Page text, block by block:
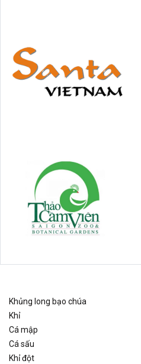
Khủng long bạo chúa
Khỉ
Cá mập
Cá sấu
Khỉ đột